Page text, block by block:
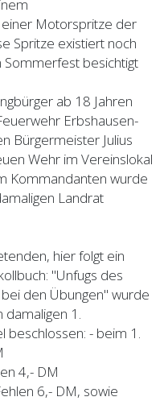
Motorspritze der
Spritze existiert noch
Sommerfest besichtigt
ab 18 Jahren
Erbshausen-
Bürgermeister Julius
Wehr im Vereinslokal
Kommandanten wurde
Landrat
hier folgt ein
"Unfugs des
den Übungen" wurde
1.
- beim 1.
4,- DM
6,- DM, sowie